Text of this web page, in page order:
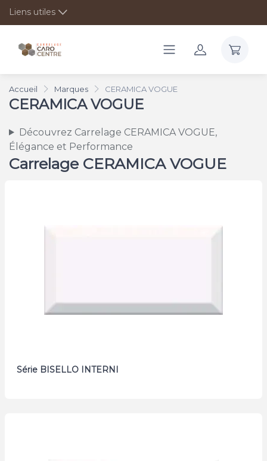
Liens utiles
Accueil Marques CERAMICA VOGUE
CERAMICA VOGUE
Découvrez Carrelage CERAMICA VOGUE,
Élégance et Performance
Carrelage CERAMICA VOGUE
Série BISELLO INTERNI